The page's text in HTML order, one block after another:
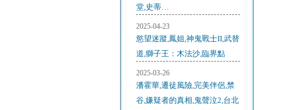
堂,史蒂…
2025-04-23
慾望迷蹤,鳳姐,神鬼戰士II,武替
道,獅子王：木法沙,臨界點
2025-03-26
潘霍華,遷徒風險,完美伴侶,禁
谷,嫌疑者的真相,鬼聲泣2,台北